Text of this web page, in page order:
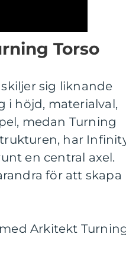
Torso
sig liknande
i höjd, materialval,
medan Turning
har
en central axel.
för att skapa
Arkitekt